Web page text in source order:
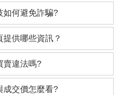
如何避免詐騙?
供哪些資訊？
賣違法嗎?
成交價怎麼看?